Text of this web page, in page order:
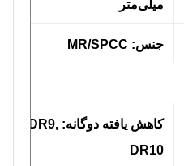
میلی‌متر
جنس: MR/SPCC
کاهش یافته دوگانه: DR8, DR9,
DR10